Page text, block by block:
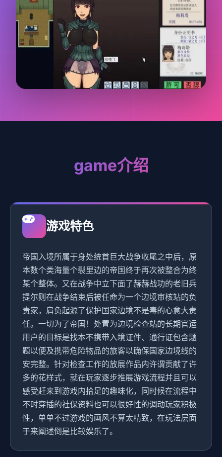
game介绍
游戏特色
帝国入境所属于身处统首巨大战争收尾之中后，原
本数个类海量个裂里边的帝国终于再次被整合为终
某个整体。又在战争中立下面了赫赫战功的老旧兵
提尔则在战争结束后被任命为一个边境审核站的负
责家，肩负起源了保护国家边境不是毒的心意大责
任。一切为了帝国！处置为边境检查站的长期官运
用户的目标是找本不携带入境证件、通行证包含题
题以便及携带危险物品的旅客以确保国家边境线的
安完整。针对检查工作的放展作品内许谓贡献了许
多的花样式，就在玩家逐步推展游戏流程并且可以
感受赶来到游戏内拾足的趣味化，同时候在流程中
不时穿插的社保资料也可以很好性的调动玩家积极
性，单单不过游戏的画风不算太精致，在玩法层面
于来阐述倒是比较娱乐了。